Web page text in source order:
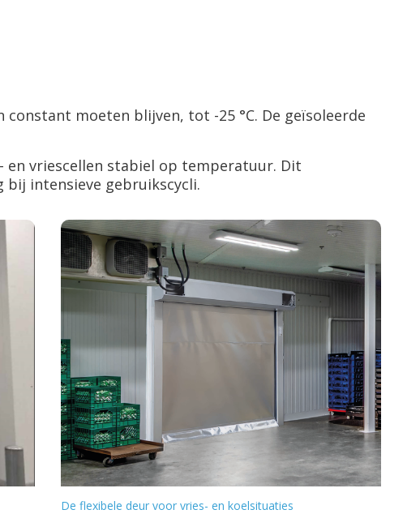
moeten blijven, tot -25 °C. De geïsoleerde
en vriescellen stabiel op temperatuur. Dit
intensieve gebruikscycli.
De flexibele deur voor vries- en koelsituaties